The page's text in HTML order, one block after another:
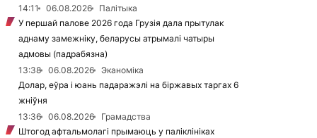
14:11
06.08.2026
Палітыка
У першай палове 2026 года Грузія дала прытулак
аднаму замежніку, беларусы атрымалі чатыры
адмовы (падрабязна)
13:38
06.08.2026
Эканоміка
Долар, еўра і юань падаражэлі на біржавых таргах 6
жніўня
13:36
06.08.2026
Грамадства
Штогод афтальмолагі прымаюць у паліклініках